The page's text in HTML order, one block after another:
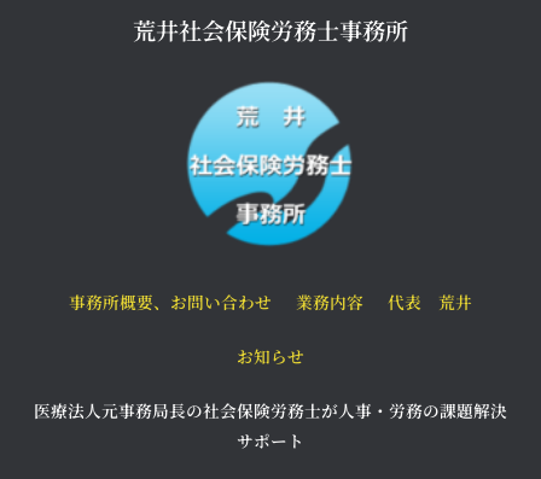
荒井社会保険労務士事務所
事務所概要、お問い合わせ 業務内容 代表 荒井
お知らせ
医療法人元事務局長の社会保険労務士が人事・労務の課題解決
サポート